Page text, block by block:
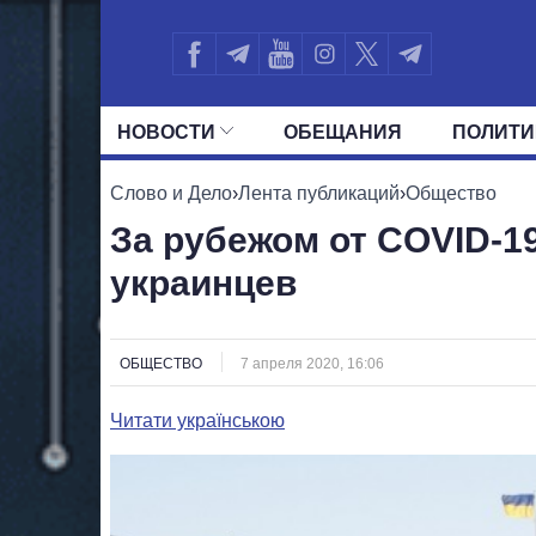
НОВОСТИ ОБЕЩАНИЯ
ВСЕ ПОЛИТИКИ ПРЕЗИДЕНТ И
Слово и Дело›Лента публикаций›Общество
За рубежом от COVID-
украинцев
ОБЩЕСТВО 7 апреля 2020, 16:06
Читати українською